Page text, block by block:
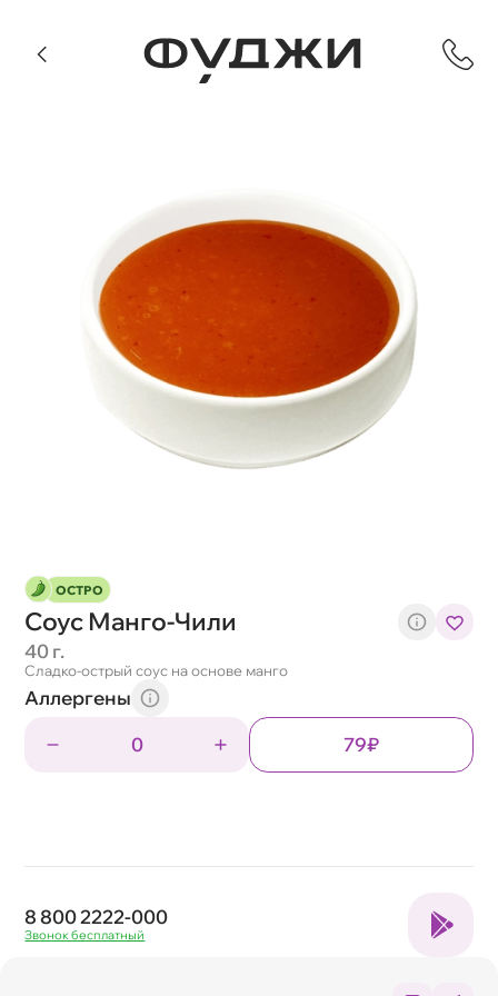
ОСТРО
Соус Манго-Чили
40 г.
Сладко-острый соус на основе манго
Аллергены
0
79₽
8 800 2222-000
Звонок бесплатный